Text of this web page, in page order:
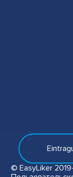
© EasyLiker